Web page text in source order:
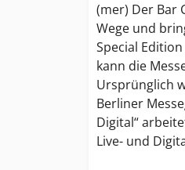
(mer) Der Bar
Wege und
Special
kann die
Ursprünglich
Berliner
Digital“
Live- und